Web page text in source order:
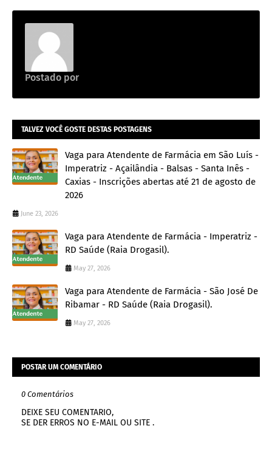
Postado por
TALVEZ VOCÊ GOSTE DESTAS POSTAGENS
Vaga para Atendente de Farmácia em São Luís -
Imperatriz - Açailândia - Balsas - Santa Inês -
Caxias - Inscrições abertas até 21 de agosto de
2026
June 23, 2026
Vaga para Atendente de Farmácia - Imperatriz -
RD Saúde (Raia Drogasil).
May 27, 2026
Vaga para Atendente de Farmácia - São José De
Ribamar - RD Saúde (Raia Drogasil).
May 27, 2026
POSTAR UM COMENTÁRIO
0 Comentários
DEIXE SEU COMENTARIO,
SE DER ERROS NO E-MAIL OU SITE .